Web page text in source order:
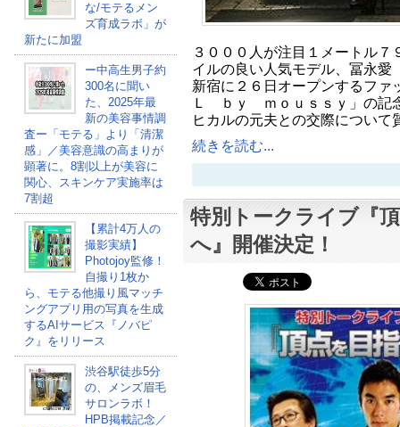
な/モテるメン
ズ育成ラボ」が
新たに加盟
ー中高生男子約
300名に聞い
た、2025年最
新の美容事情調
査ー「モテる」より「清潔
感」／美容意識の高まりが
顕著に。8割以上が美容に
関心、スキンケア実施率は
7割超
【累計4万人の
撮影実績】
Photojoy監修！
自撮り1枚か
ら、モテる他撮り風マッチ
ングアプリ用の写真を生成
するAIサービス『ノバピ
ク』をリリース
渋谷駅徒歩5分
の、メンズ眉毛
サロンラボ！
HPB掲載記念／
３０００人が注目１メートル７
イルの良い人気モデル、冨永愛
新宿に２６日オープンするファ
Ｌ ｂｙ ｍｏｕｓｓｙ」の記
ヒカルの元夫との交際につい
続きを読む...
特別トークライブ『
へ』開催決定！